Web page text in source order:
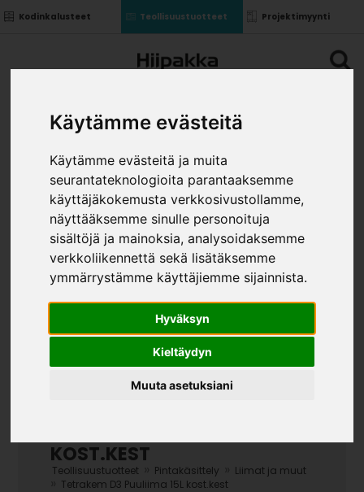
Käytämme evästeitä
Käytämme evästeitä ja muita
seurantateknologioita parantaaksemme
käyttäjäkokemusta verkkosivustollamme,
näyttääksemme sinulle personoituja
sisältöjä ja mainoksia, analysoidaksemme
verkkoliikennettä sekä lisätäksemme
ymmärrystämme käyttäjiemme sijainnista.
Hyväksyn
Kieltäydyn
Muuta asetuksiani
Kodinkalusteet Teollisuustuotteet Projektimyynti
KOST.KEST
Teollisuustuotteet Pintakäsittely Liimat ja muut
Tetrakem D3 Puuliima 15L kost.kest